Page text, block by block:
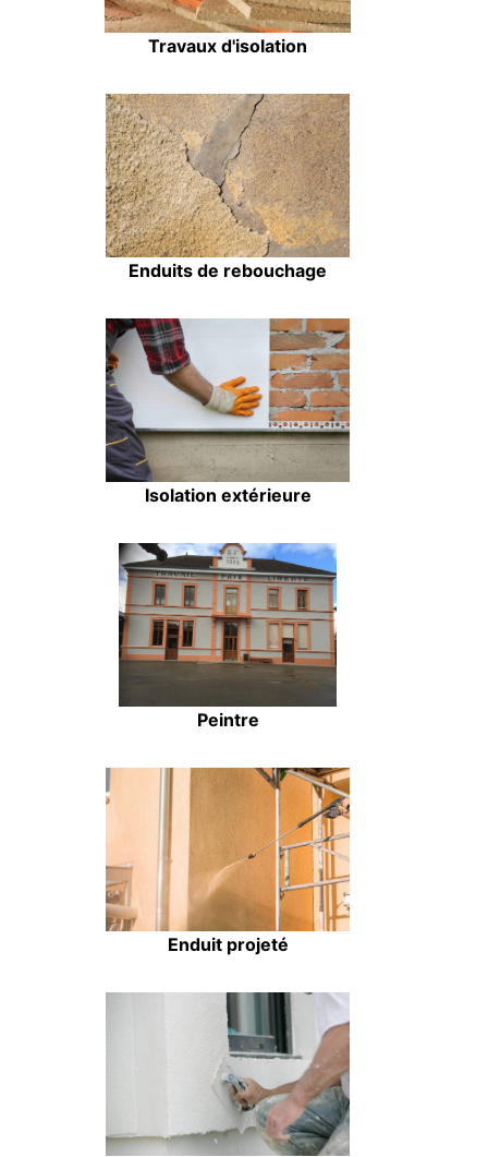
Travaux d'isolation
Enduits de rebouchage
Isolation extérieure
Peintre
Enduit projeté